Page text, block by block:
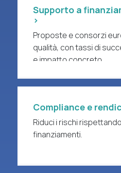
Supporto a
>
Proposte e consorzi
qualità, con tassi di
e impatto concreto.
Compliance e
Riduci i rischi
finanziamenti.